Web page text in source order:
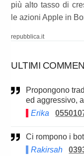
più alto tasso di
le azioni Apple in
repubblica.it
ULTIMI
Propongono trading on line con fare manipolatorio
ed aggressivo,
Erika
Ci rompono i
Rakirsah